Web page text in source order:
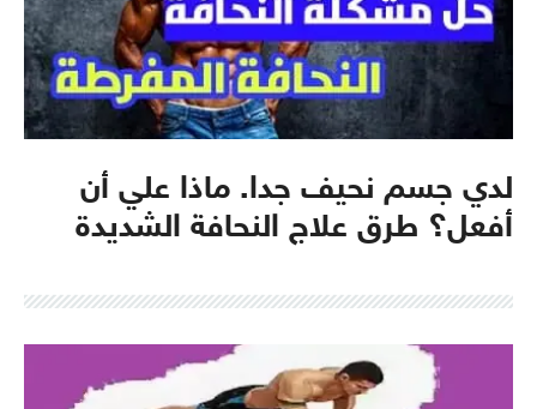
لدي جسم نحيف جدا. ماذا علي أن
أفعل؟ طرق علاج النحافة الشديدة